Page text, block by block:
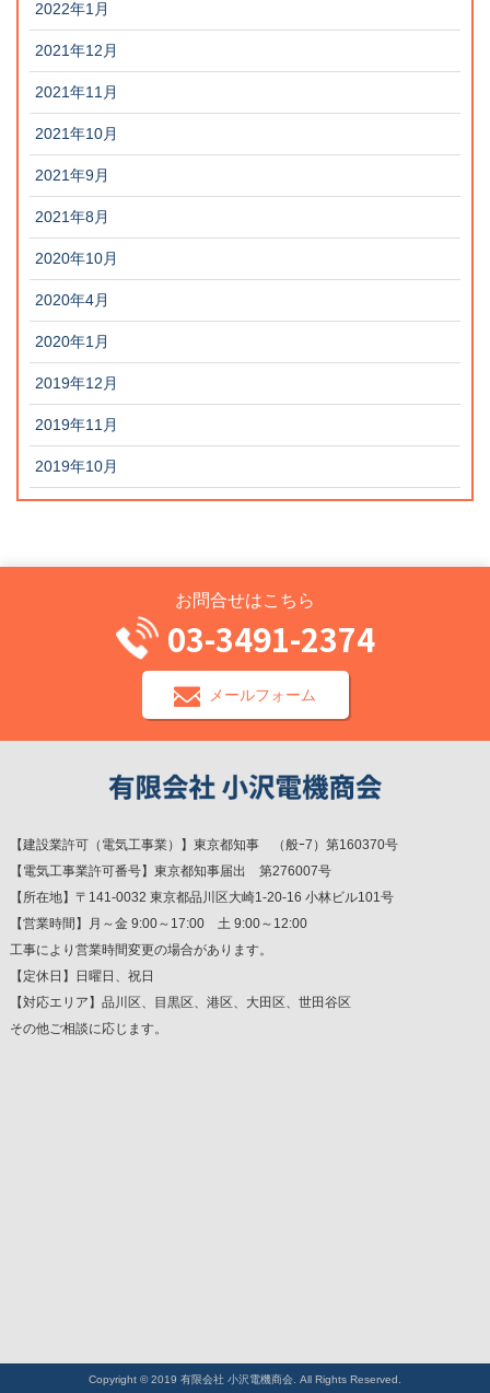
2022年1月
2021年12月
2021年11月
2021年10月
2021年9月
2021年8月
2020年10月
2020年4月
2020年1月
2019年12月
2019年11月
2019年10月
お問合せはこちら
03-3491-2374
メールフォーム
【建設業許可（電気工事業）】東京都知事 （般ｰ7）第160370号
【電気工事業許可番号】東京都知事届出 第276007号
【所在地】〒141-0032 東京都品川区大崎1-20-16 小林ビル101号
【営業時間】月～金 9:00～17:00 土 9:00～12:00
工事により営業時間変更の場合があります。
【定休日】日曜日、祝日
【対応エリア】品川区、目黒区、港区、大田区、世田谷区
その他ご相談に応じます。
Copyright © 2019 有限会社 小沢電機商会. All Rights Reserved.